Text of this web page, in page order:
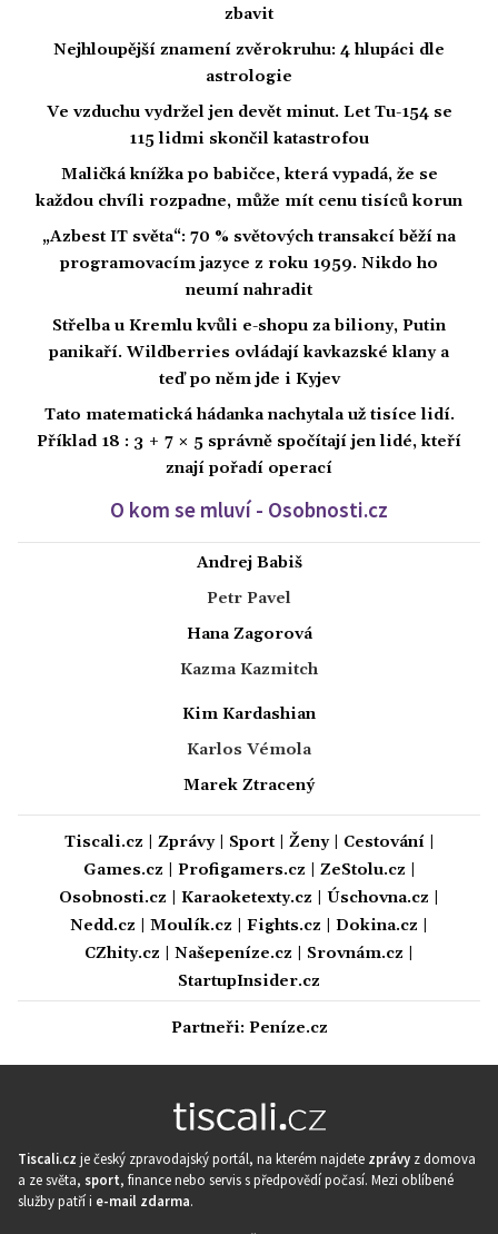
zbavit
Nejhloupější znamení zvěrokruhu: 4 hlupáci dle
astrologie
Ve vzduchu vydržel jen devět minut. Let Tu-154 se
115 lidmi skončil katastrofou
Maličká knížka po babičce, která vypadá, že se
každou chvíli rozpadne, může mít cenu tisíců korun
„Azbest IT světa“: 70 % světových transakcí běží na
programovacím jazyce z roku 1959. Nikdo ho
neumí nahradit
Střelba u Kremlu kvůli e-shopu za biliony, Putin
panikaří. Wildberries ovládají kavkazské klany a
teď po něm jde i Kyjev
Tato matematická hádanka nachytala už tisíce lidí.
Příklad 18 : 3 + 7 × 5 správně spočítají jen lidé, kteří
znají pořadí operací
O kom se mluví - Osobnosti.cz
Andrej Babiš
Petr Pavel
Hana Zagorová
Kazma Kazmitch
Kim Kardashian
Karlos Vémola
Marek Ztracený
Tiscali.cz Zprávy| Sport| Ženy| Cestování|
Games.cz
Profigamers.cz ZeStolu.cz
Osobnosti.cz
Karaoketexty.cz Úschovna.cz
Nedd.cz
Moulík.cz Fights.cz Dokina.cz
CZhity.cz
Našepeníze.cz Srovnám.cz
StartupInsider.cz
Partneři: Peníze.cz
Tiscali.cz je český zpravodajský portál, na kterém najdete zprávy z domova
a ze světa, sport, finance nebo servis s předpovědí počasí. Mezi oblíbené
služby patří i e-mail zdarma.